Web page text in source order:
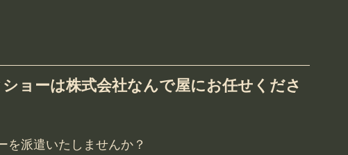
ョーは株式会社なんで屋にお任せくださ
を派遣いたしませんか？